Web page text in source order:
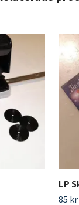
LP
85 kr